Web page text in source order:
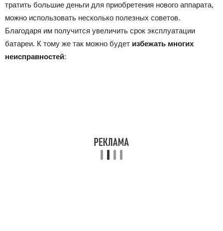
тратить большие деньги для приобретения нового аппарата,
можно использовать несколько полезных советов.
Благодаря им получится увеличить срок эксплуатации
батареи. К тому же так можно будет избежать многих
неисправностей: